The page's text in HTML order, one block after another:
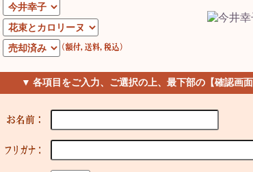
▼ 各項目をご入力、ご選択の上、最下部の【確認画